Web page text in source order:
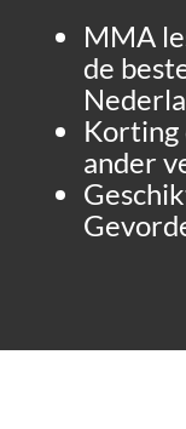
MMA
de
Korting
ander